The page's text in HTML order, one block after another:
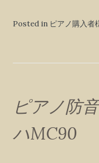
Posted in ピアノ購入者
ピアノ防
ハMC90